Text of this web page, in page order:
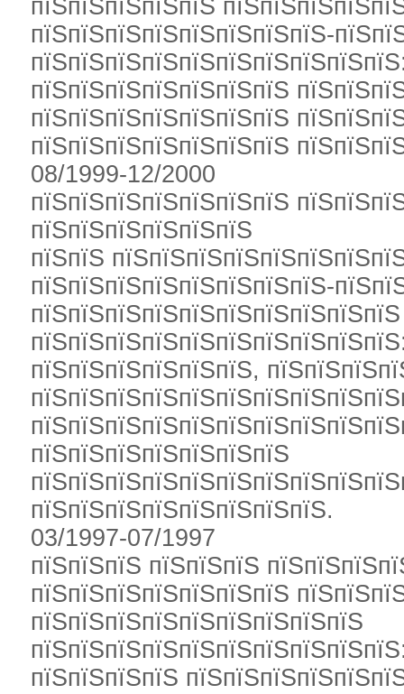
пїЅпїЅпїЅпїЅпїЅ
пїЅпїЅпїЅпїЅпїЅпїЅпїЅпїЅ-
пїЅпїЅпїЅпїЅпїЅпїЅпїЅ
пїЅпїЅпїЅпїЅпїЅпїЅпїЅ
пїЅпїЅпїЅпїЅпїЅпїЅпїЅ
08/1999-12/2000
пїЅпїЅпїЅпїЅпїЅпїЅпїЅ
пїЅпїЅпїЅпїЅпїЅпїЅ
пїЅпїЅ
пїЅпїЅпїЅпїЅпїЅпїЅпїЅпїЅ-
пїЅпїЅпїЅпїЅпїЅпїЅ,
пїЅпїЅпїЅпїЅпїЅпїЅпїЅ
пїЅпїЅпїЅпїЅпїЅпїЅпїЅпїЅ.
03/1997-07/1997
пїЅпїЅпїЅ пїЅпїЅпїЅ
пїЅпїЅпїЅпїЅпїЅпїЅпїЅ
пїЅпїЅпїЅпїЅпїЅпїЅпїЅпїЅпїЅ
пїЅпїЅпїЅпїЅ